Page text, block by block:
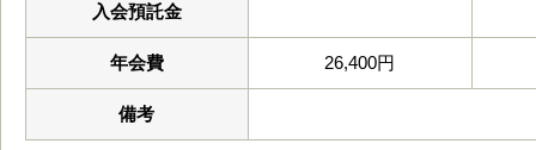
入会預託金
年会費 26,400円
備考